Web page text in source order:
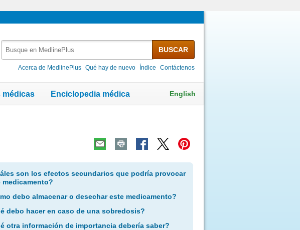
MedlinePlus
BUSCAR
Acerca de MedlinePlus Qué hay de nuevo Índice Contáctenos
médicas Enciclopedia médica English
son los efectos secundarios que podría provocar
medicamento?
debo almacenar o desechar este medicamento?
debo hacer en caso de una sobredosis?
otra información de importancia debería saber?